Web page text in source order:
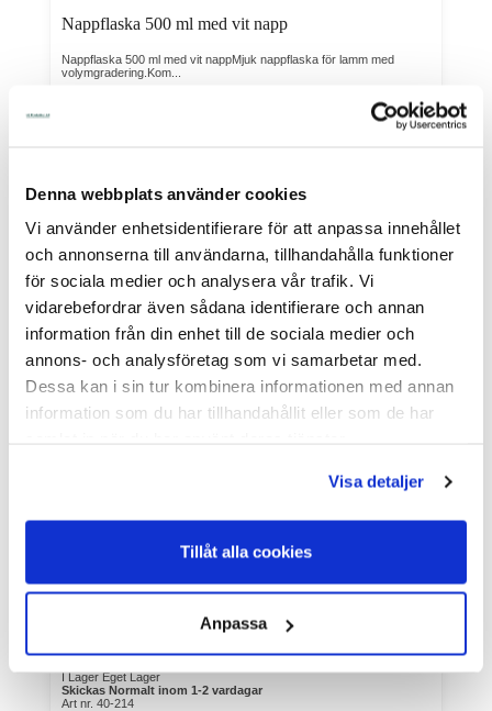
Denna webbplats använder cookies
Vi använder enhetsidentifierare för att anpassa innehållet
och annonserna till användarna, tillhandahålla funktioner
för sociala medier och analysera vår trafik. Vi
vidarebefordrar även sådana identifierare och annan
information från din enhet till de sociala medier och
annons- och analysföretag som vi samarbetar med.
Dessa kan i sin tur kombinera informationen med annan
information som du har tillhandahållit eller som de har
Visa detaljer
Tillåt alla cookies
Anpassa
Nappflaska 500 ml med vit napp
Nappflaska 500 ml med vit nappMjuk nappflaska för lamm med
volymgradering.Kom...
Lammutdragare Plast
Lammutdragare PlastLammutdragare i plast med snara.Denna
I Lager Eget Lager
Skickas Normalt inom 1-2 vardagar
Art nr. 40-214